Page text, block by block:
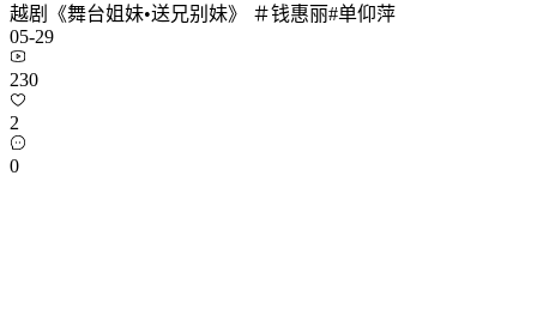
越剧《舞台姐妹•送兄别妹》 ＃钱惠丽#单仰萍
05-29
230
2
0